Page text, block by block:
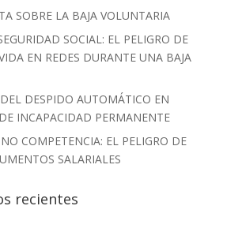
SOBRE LA BAJA VOLUNTARIA
SOCIAL: EL PELIGRO DE
EN REDES DURANTE UNA BAJA
DESPIDO AUTOMÁTICO EN
INCAPACIDAD PERMANENTE
COMPETENCIA: EL PELIGRO DE
SALARIALES
recientes